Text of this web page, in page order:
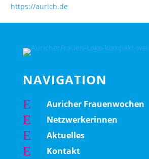
https://aurich.de
NAVIGATION
E Auricher Frauenwochen
E Netzwerkerinnen
E Aktuelles
E Kontakt